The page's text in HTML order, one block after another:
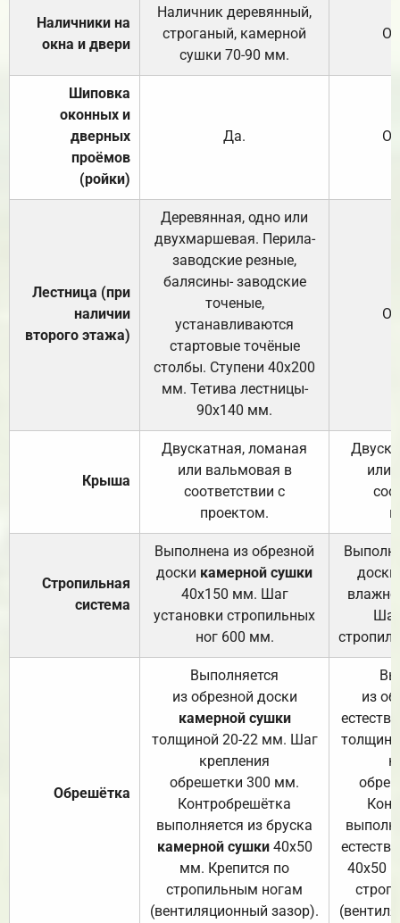
Наличники на
окна и двери
Наличник деревянный,
строганый, камерной
сушки 70-90 мм.
Шиповка
оконных и
дверных
проёмов
(ройки)
Да.
Лестница (при
наличии
второго этажа)
Деревянная, одно или
двухмаршевая. Перила-
заводские резные,
балясины- заводские
точеные,
устанавливаются
стартовые точёные
столбы. Ступени 40х200
мм. Тетива лестницы-
90х140 мм.
Крыша
Двускатная, ломаная
или вальмовая в
соответствии с
проектом.
или
Стропильная
система
Выполнена из обрезной
доски камерной сушки
40х150 мм. Шаг
установки стропильных
ног 600 мм.
доски
Обрешётка
Выполняется
из обрезной доски
камерной сушки
толщиной 20-22 мм. Шаг
крепления
обрешетки 300 мм.
Контробрешётка
выполняется из бруска
камерной сушки40х50
мм. Крепится по
стропильным ногам
(вентиляционный зазор).
из
40х50